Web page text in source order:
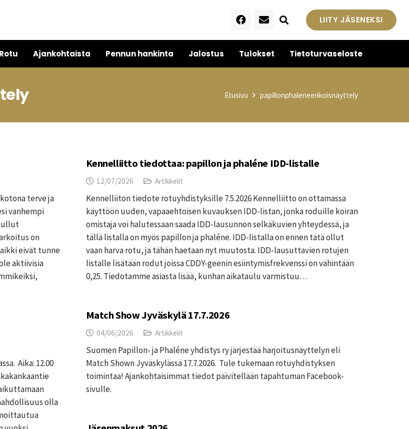
LIITY JÄSENEKSI
Rotu Ajankohtaista Pennun hankinta Jalostus Tulokset Tietoturvaseloste
Etusivu papillonphaleneerikoisnäyttely
terve ja
vanhempi
on
eivät tunne
aktiivisia
Kennelliitto tiedottaa: papillon ja phaléne IDD-listalle
12/07/2026 Artikkelit
Kennelliiton tiedote rotuyhdistyksille 7.5.2026 Kennelliitto on ottamassa
käyttöön uuden, vapaaehtoisen kuvauksen IDD-listan, jonka roduille koiran
omistaja voi halutessaan saada IDD-lausunnon selkäkuvien yhteydessä, ja
tällä listalla on myös papillon ja phaléne. IDD-listalla on ennen tätä ollut
vaan harva rotu, ja tähän haetaan nyt muutosta. IDD-lausuttavien rotujen
listalle lisätään rodut joissa CDDY-geenin esiintymisfrekvenssi on vähintään
0,25. Tiedotamme asiasta lisää, kunhan aikataulu varmistuu…
Match Show Jyväskylä 17.7.2026
04/06/2026 Artikkelit
Suomen Papillon- ja Phaléne yhdistys ry järjestää harjoitusnäyttelyn eli
Match Shown Jyväskylässä 17.7.2026. Tule tukemaan rotuyhdistyksen
toimintaa! Ajankohtaisimmat tiedot päivitellään tapahtuman Facebook-
sivulle.
Aika: 12.00
olla